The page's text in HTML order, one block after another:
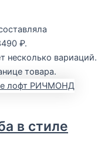
₽.
несколько вариаций.
товара.
в стиле